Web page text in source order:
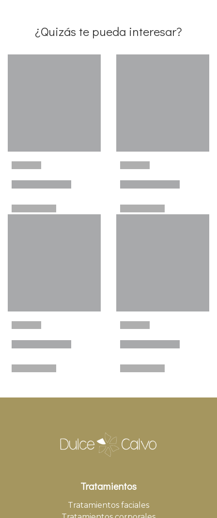
¿Quizás te pueda interesar?
Tratamientos
Tratamientos faciales